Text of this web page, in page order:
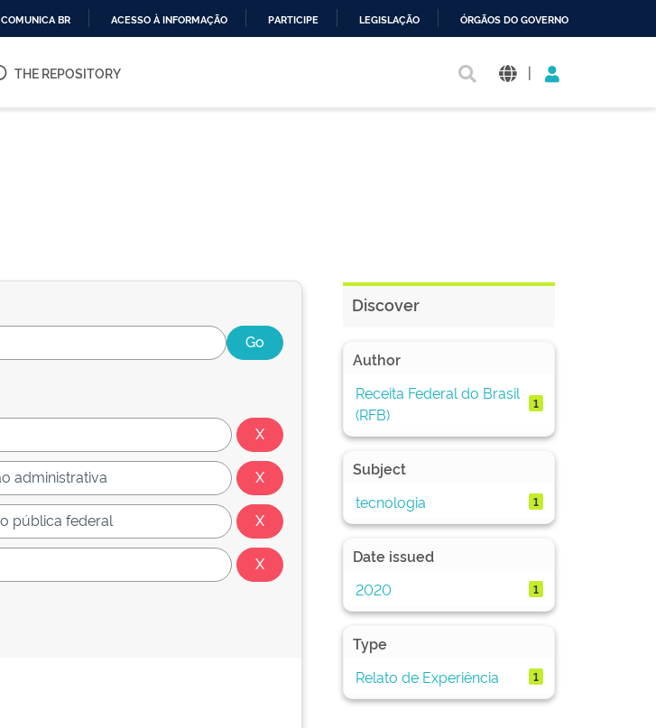
O
COMUNICA BR ACESSO À INFORMAÇÃO PARTICIPE LEGISLAÇÃO ÓRGÃOS DO GOVERNO
THE REPOSITORY |
Discover
Author
Receita Federal do Brasil
(RFB)
1
Subject
tecnologia
1
Date issued
2020
1
Type
Relato de Experiência
1